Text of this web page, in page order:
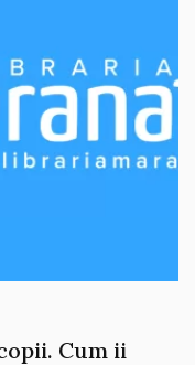
Cum ii